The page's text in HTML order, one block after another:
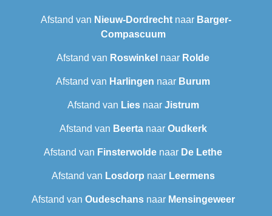
Afstand van Nieuw-Dordrecht naar Barger-
Compascuum
Afstand van Roswinkel naar Rolde
Afstand van Harlingen naar Burum
Afstand van Liesnaar Jistrum
Afstand van Beertanaar Oudkerk
Afstand van Finsterwolde naar De Lethe
Afstand van Losdorp naar Leermens
Afstand van Oudeschansnaar Mensingeweer